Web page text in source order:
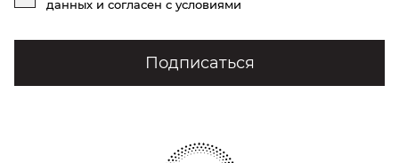
данных и согласен с условиями
Подписаться